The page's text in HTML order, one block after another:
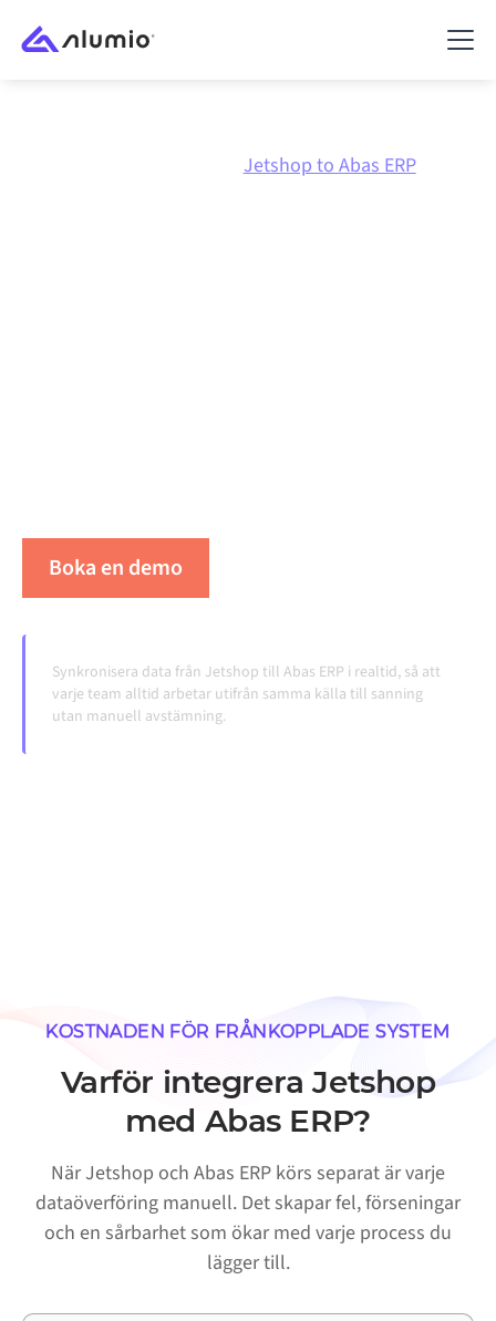
Jetshop to Abas ERP
Boka en demo
Synkronisera data från Jetshop till Abas ERP i realtid, så att
varje team alltid arbetar utifrån samma källa till sanning
utan manuell avstämning.
KOSTNADEN FÖR FRÅNKOPPLADE SYSTEM
Varför integrera Jetshop
med Abas ERP?
När Jetshop och Abas ERP körs separat är varje
dataöverföring manuell. Det skapar fel, förseningar
och en sårbarhet som ökar med varje process du
lägger till.